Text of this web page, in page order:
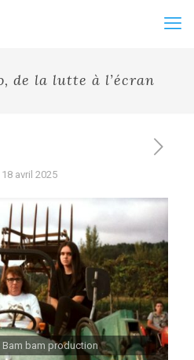
de la lutte à l’écran
18 avril 2025
bam production